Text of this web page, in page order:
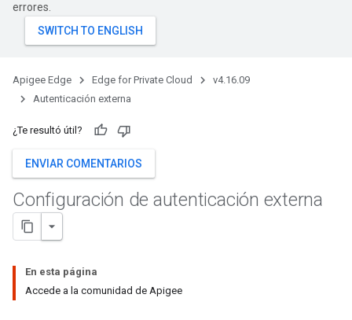
errores.
Apigee Edge Edge for Private Cloud
v4.16.09
Autenticación externa
¿Te resultó útil?
ENVIAR COMENTARIOS
Configuración de autenticación externa
En esta página
Accede a la comunidad de Apigee